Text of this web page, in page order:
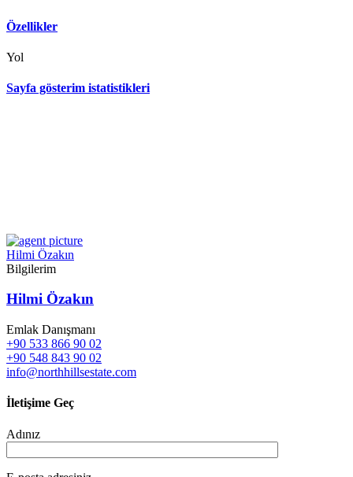
Özellikler
Yol
Sayfa gösterim istatistikleri
Hilmi Özakın
Bilgilerim
Hilmi Özakın
Emlak Danışmanı
+90 533 866 90 02
+90 548 843 90 02
info@northhillsestate.com
İletişime Geç
Adınız